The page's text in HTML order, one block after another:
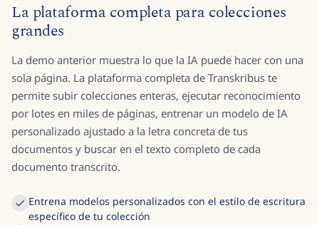
La plataforma completa para colecciones
grandes
La demo anterior muestra lo que la IA puede hacer con una
sola página. La plataforma completa de Transkribus te
permite subir colecciones enteras, ejecutar reconocimiento
por lotes en miles de páginas, entrenar un modelo de IA
personalizado ajustado a la letra concreta de tus
documentos y buscar en el texto completo de cada
documento transcrito.
Entrena modelos personalizados con el estilo de escritura
específico de tu colección